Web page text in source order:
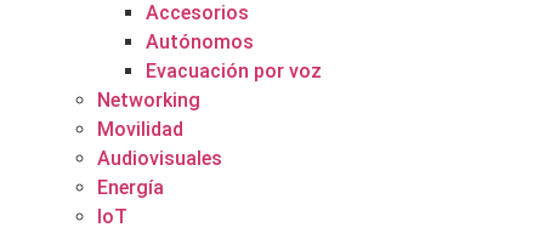
Accesorios
Autónomos
Evacuación por voz
Networking
Movilidad
Audiovisuales
Energía
IoT